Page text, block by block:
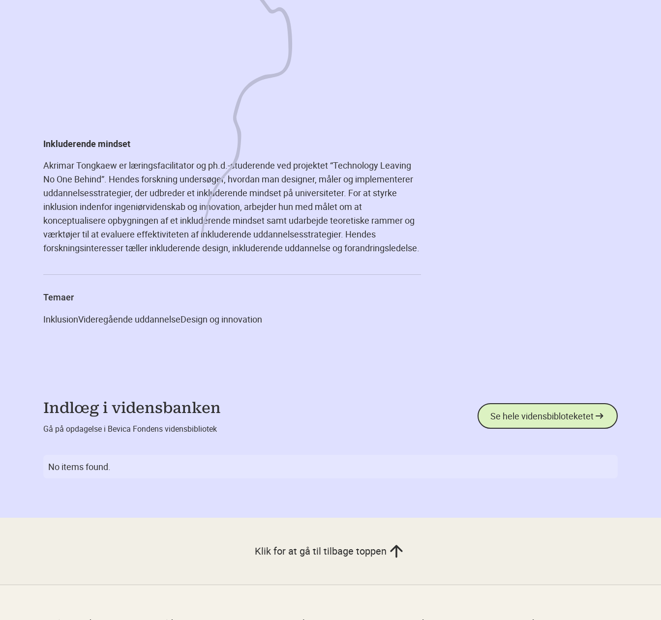
Inkluderende mindset
Akrimar Tongkaew er læringsfacilitator og ph.d.-studerende ved projektet “Technology Leaving
No One Behind”. Hendes forskning undersøger, hvordan man designer, måler og implementerer
uddannelsesstrategier, der udbreder et inkluderende mindset på universiteter. For at styrke
inklusion indenfor ingeniørvidenskab og innovation, arbejder hun med målet om at
konceptualisere opbygningen af et inkluderende mindset samt udarbejde teoretiske rammer og
værktøjer til at evaluere effektiviteten af inkluderende uddannelsesstrategier. Hendes
forskningsinteresser tæller inkluderende design, inkluderende uddannelse og forandringsledelse.
Temaer
InklusionVideregående uddannelseDesign og innovation
Indlœg i vidensbanken
Gå på opdagelse i Bevica Fondens vidensbibliotek
Se hele vidensbibloteketet
No items found.
Klik for at gå til tilbage toppen